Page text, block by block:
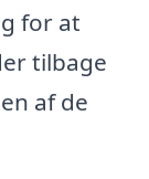
for at
tilbage
af de